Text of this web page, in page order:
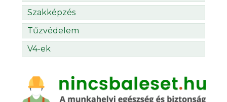
Szakképzés
Tűzvédelem
V4-ek